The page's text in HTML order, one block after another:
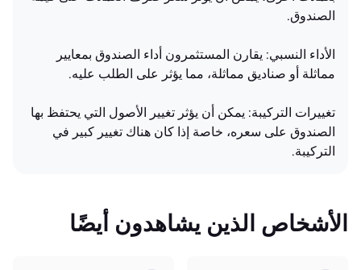
الصندوق.
الأداء النسبي: يقارن المستثمرون أداء الصندوق بمعايير
مماثلة أو صناديق مماثلة، مما يؤثر على الطلب عليه.
تغييرات التركيبة: يمكن أن يؤثر تغيير الأصول التي يحتفظ بها
الصندوق على سعره، خاصة إذا كان هناك تغيير كبير في
التركيبة.
الأشخاص الذين يشاهدون أيضًا